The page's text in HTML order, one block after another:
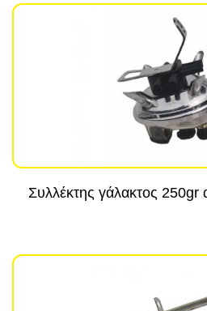
Συλλέκτης γάλακτος 250gr